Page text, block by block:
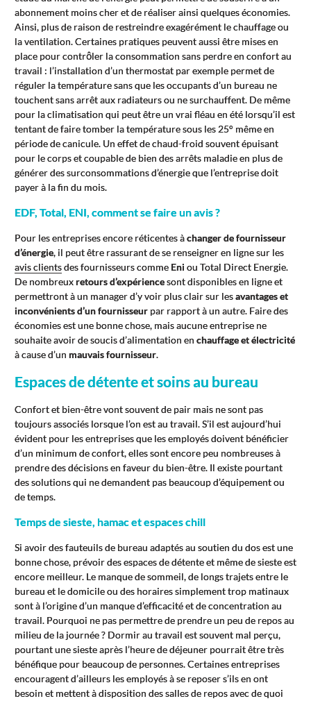
abonnement moins cher et de réaliser ainsi quelques économies.
Ainsi, plus de raison de restreindre exagérément le chauffage ou
la ventilation. Certaines pratiques peuvent aussi être mises en
place pour contrôler la consommation sans perdre en confort au
travail : l’installation d’un thermostat par exemple permet de
réguler la température sans que les occupants d’un bureau ne
touchent sans arrêt aux radiateurs ou ne surchauffent. De même
pour la climatisation qui peut être un vrai fléau en été lorsqu’il est
tentant de faire tomber la température sous les 25° même en
période de canicule. Un effet de chaud-froid souvent épuisant
pour le corps et coupable de bien des arrêts maladie en plus de
générer des surconsommations d’énergie que l’entreprise doit
payer à la fin du mois.
EDF, Total, ENI, comment se faire un avis ?
Pour les entreprises encore réticentes àchanger de fournisseur
d’énergie, il peut être rassurant de se renseigner en ligne sur les
avis clientsdes fournisseurs comme Eni ou Total Direct Energie.
De nombreuxretours d’expériencesont disponibles en ligne et
permettront à un manager d’y voir plus clair sur lesavantages et
inconvénients d’un fournisseur par rapport à un autre. Faire des
économies est une bonne chose, mais aucune entreprise ne
souhaite avoir de soucis d’alimentation en chauffage et électricité
à cause d’un mauvais fournisseur.
Espaces de détente et soins au bureau
Confort et bien-être vont souvent de pair mais ne sont pas
toujours associés lorsque l’on est au travail. S’il est aujourd’hui
évident pour les entreprises que les employés doivent bénéficier
d’un minimum de confort, elles sont encore peu nombreuses à
prendre des décisions en faveur du bien-être. Il existe pourtant
des solutions qui ne demandent pas beaucoup d’équipement ou
de temps.
Temps de sieste, hamac et espaces chill
Si avoir des fauteuils de bureau adaptés au soutien du dos est une
bonne chose, prévoir des espaces de détente et même de sieste est
encore meilleur. Le manque de sommeil, de longs trajets entre le
bureau et le domicile ou des horaires simplement trop matinaux
sont à l’origine d’un manque d’efficacité et de concentration au
travail. Pourquoi ne pas permettre de prendre un peu de repos au
milieu de la journée ? Dormir au travail est souvent mal perçu,
pourtant une sieste après l’heure de déjeuner pourrait être très
bénéfique pour beaucoup de personnes. Certaines entreprises
encouragent d’ailleurs les employés à se reposer s’ils en ont
besoin et mettent à disposition des salles de repos avec de quoi